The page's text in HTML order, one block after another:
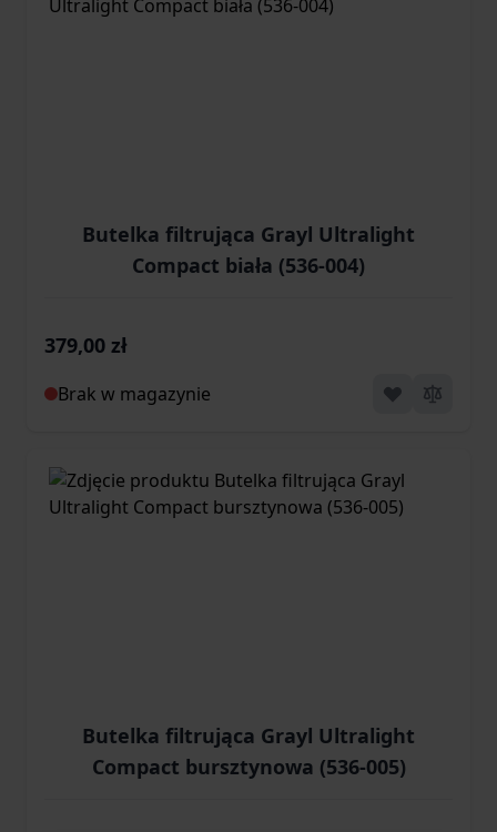
Butelka filtrująca Grayl Ultralight
Compact biała (536-004)
379,00 zł
Brak w magazynie
Butelka filtrująca Grayl Ultralight
Compact bursztynowa (536-005)